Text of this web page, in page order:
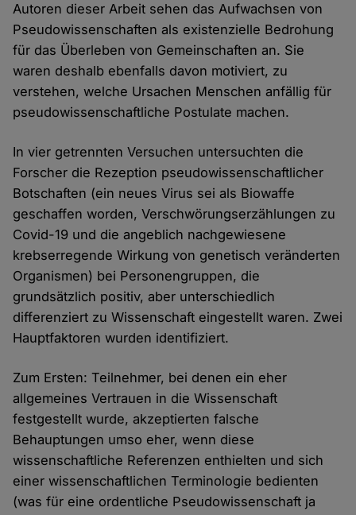
Autoren dieser Arbeit sehen das Aufwachsen von
Pseudowissenschaften als existenzielle Bedrohung
für das Überleben von Gemeinschaften an. Sie
waren deshalb ebenfalls davon motiviert, zu
verstehen, welche Ursachen Menschen anfällig für
pseudowissenschaftliche Postulate machen.
In vier getrennten Versuchen untersuchten die
Forscher die Rezeption pseudowissenschaftlicher
Botschaften (ein neues Virus sei als Biowaffe
geschaffen worden, Verschwörungserzählungen zu
Covid-19 und die angeblich nachgewiesene
krebserregende Wirkung von genetisch veränderten
Organismen) bei Personengruppen, die
grundsätzlich positiv, aber unterschiedlich
differenziert zu Wissenschaft eingestellt waren. Zwei
Hauptfaktoren wurden identifiziert.
Zum Ersten: Teilnehmer, bei denen ein eher
allgemeines Vertrauen in die Wissenschaft
festgestellt wurde, akzeptierten falsche
Behauptungen umso eher, wenn diese
wissenschaftliche Referenzen enthielten und sich
einer wissenschaftlichen Terminologie bedienten
(was für eine ordentliche Pseudowissenschaft ja